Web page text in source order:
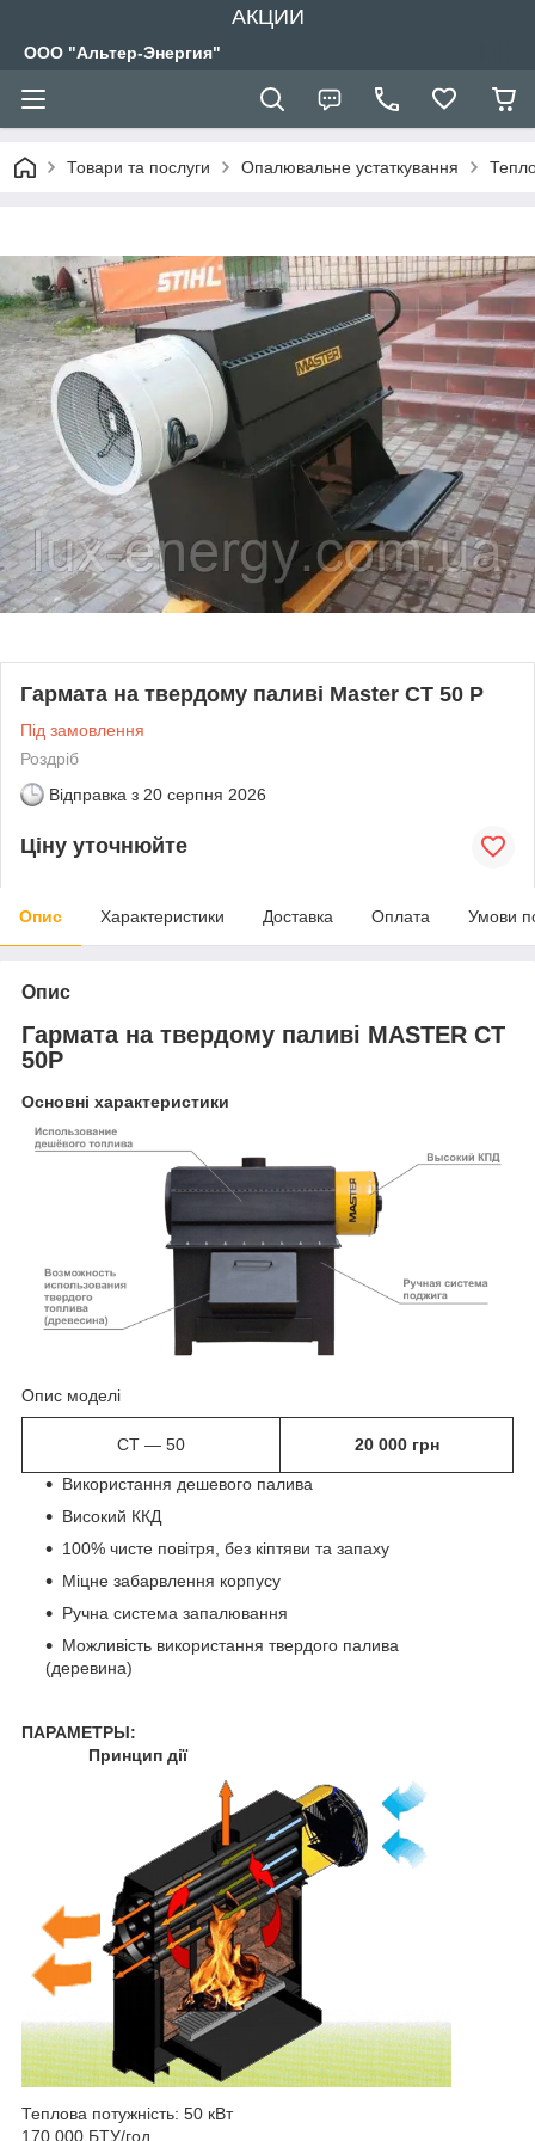
АКЦИИ
ООО "Альтер-Энергия"
Товари та послуги Опалювальне устаткування
Гармата на твердому паливі Master СТ 50 Р
Під замовлення
Роздріб
Відправка з 20 серпня 2026
Ціну уточнюйте
Опис Характеристики Доставка Оплата Умови
Опис
Гармата на твердому паливі MASTER CT
50P
Основні характеристики
Опис моделі
СТ — 50 20 000 грн
Використання дешевого палива
Високий ККД
100% чисте повітря, без кіптяви та запаху
Міцне забарвлення корпусу
Ручна система запалювання
Можливість використання твердого палива
(деревина)
ПАРАМЕТРЫ:
Принцип дії
Теплова потужність: 50 кВт
170.000 БTУ/год